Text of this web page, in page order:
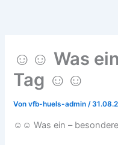
☺️☺️ Was
Tag ☺️☺️
Vonvfb-huels-admin /
☺️☺️ Was ein –